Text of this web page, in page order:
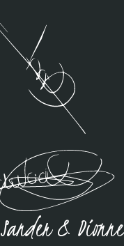
Sander & Dionne